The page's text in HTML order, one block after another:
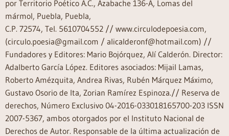
por Territorio Poético A.C., Azabache 136-A, Lomas del
mármol, Puebla, Puebla,
C.P. 72574, Tel. 5610704552 // www.circulodepoesia.com,
(circulo.poesia@gmail.com / alicalderonf@hotmail.com) //
Fundadores y Editores: Mario Bojórquez, Alí Calderón. Director:
Adalberto García López. Editores asociados: Mijail Lamas,
Roberto Amézquita, Andrea Rivas, Rubén Márquez Máximo,
Gustavo Osorio de Ita, Zorian Ramírez Espinoza.// Reserva de
derechos, Número Exclusivo 04-2016-033018165700-203 ISSN
2007-5367, ambos otorgados por el Instituto Nacional de
Derechos de Autor. Responsable de la última actualización de